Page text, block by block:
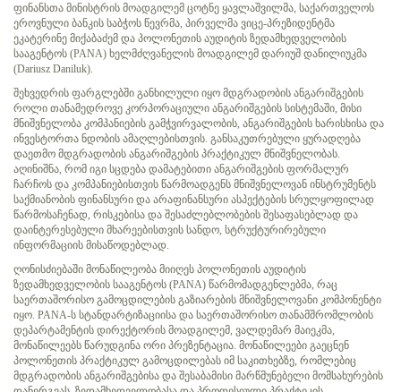
ფინანსთა მინისტრის მოადგილემ ცოტნე ყავლაშვილმა, საქართველოს
ეროვნული ბანკის საბჭოს წევრმა, პირველმა ვიცე-პრეზიდენტმა
ეკატერინე მიქაბაძემ და პოლონეთის აუდიტის ზედამხედველობის
სააგენტოს (PANA) ხელმძღვანელის მოადგილემ დარიუშ დანილიუკმა
(Dariusz Daniluk).
შეხვედრის ფარგლებში განხილული იყო მდგრადობის ანგარიშგების
როლი თანამედროვე კორპორაციული ანგარიშგების სისტემაში, მისი
მნიშვნელობა კომპანიების გამჭვირვალობის, ანგარიშგების ხარისხისა და
ინვესტორთა ნდობის ამაღლებისთვის. განსაკუთრებული ყურადღება
დაეთმო მდგრადობის ანგარიშგების პრაქტიკულ მნიშვნელობას.
აღინიშნა, რომ იგი სცდება დამატებითი ანგარიშგების ფორმალურ
ჩარჩოს და კომპანიებისთვის წარმოადგენს მნიშვნელოვან ინსტრუმენტს
საქმიანობის ფინანსური და არაფინანსური ასპექტების სრულყოფილად
წარმოსაჩენად, რისკებისა და შესაძლებლობების შესაფასებლად და
დაინტერესებული მხარეებისთვის სანდო, სტრუქტურირებული
ინფორმაციის მისაწოდებლად.
ღონისძიებაში მონაწილეობა მიიღეს პოლონეთის აუდიტის
ზედამხედველობის სააგენტოს (PANA) წარმომადგენლებმა, რაც
საერთაშორისო გამოცდილების გაზიარების მნიშვნელოვანი კომპონენტი
იყო. PANA-ს სტანდარტიზაციისა და საერთაშორისო თანამშრომლობის
დეპარტამენტის დირექტორის მოადგილემ, ვალდემარ მაიეკმა,
მონაწილეებს წარუდგინა ორი პრეზენტაცია. მონაწილეები გაეცნენ
პოლონეთის პრაქტიკულ გამოცდილებას იმ საკითხებზე, რომლებიც
მდგრადობის ანგარიშგებისა და შესაბამისი მარწმუნებელი მომსახურების